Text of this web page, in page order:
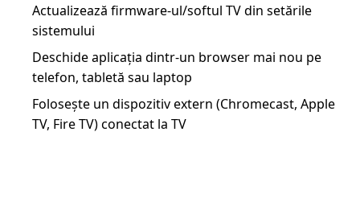
Actualizează firmware-ul/softul TV din setările
sistemului
Deschide aplicația dintr-un browser mai nou pe
telefon, tabletă sau laptop
Folosește un dispozitiv extern (Chromecast, Apple
TV, Fire TV) conectat la TV